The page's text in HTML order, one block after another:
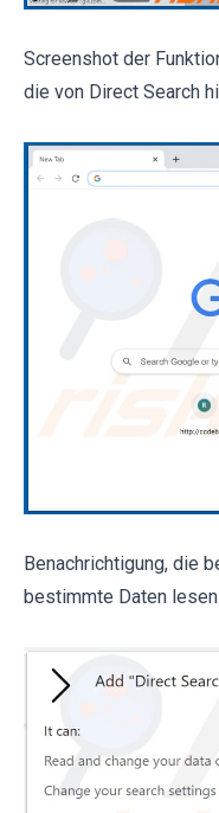
Screenshot der
die von Direct Search
Benachrichtigung, die
bestimmte Daten lesen